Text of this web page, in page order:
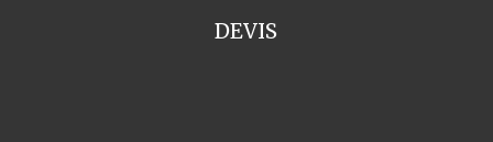
DEVIS